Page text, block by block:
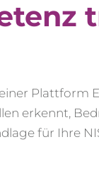
Plattform
erkennt,
für Ihre